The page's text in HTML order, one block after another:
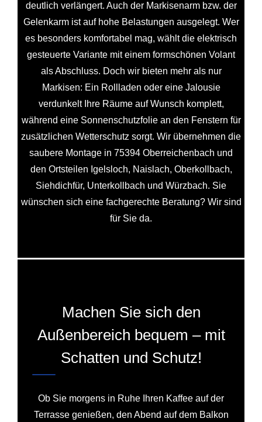
deutlich verlängert. Auch der Markisenarm bzw. der
Gelenkarm ist auf hohe Belastungen ausgelegt. Wer
es besonders komfortabel mag, wählt die elektrisch
gesteuerte Variante mit einem formschönen Volant
als Abschluss. Doch wir bieten mehr als nur
Markisen: Ein Rollladen oder eine Jalousie
verdunkelt Ihre Räume auf Wunsch komplett,
während eine Sonnenschutzfolie an den Fenstern für
zusätzlichen Wetterschutz sorgt. Wir übernehmen die
saubere Montage in 75394 Oberreichenbach und
den Ortsteilen Igelsloch, Naislach, Oberkollbach,
Siehdichfür, Unterkollbach und Würzbach. Sie
wünschen sich eine fachgerechte Beratung? Wir sind
für Sie da.
Machen Sie sich den
Außenbereich bequem – mit
Schatten und Schutz!
Ob Sie morgens in Ruhe Ihren Kaffee auf der
Terrasse genießen, den Abend auf dem Balkon